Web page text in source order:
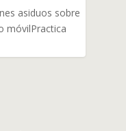
asiduos sobre
móvilPractica